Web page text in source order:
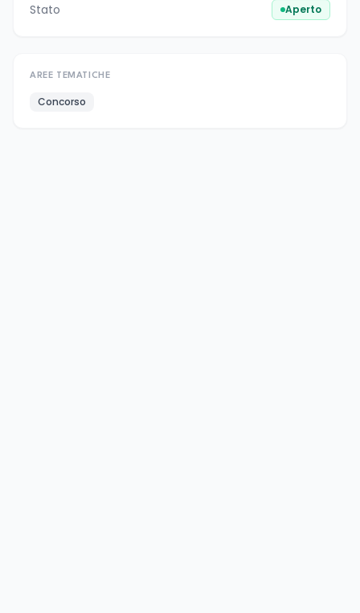
Stato Aperto
AREE TEMATICHE
Concorso